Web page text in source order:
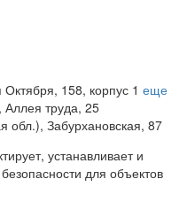
158, корпус 1 еще
труда, 25
обл.), Забурхановская, 87
устанавливает и
для объектов